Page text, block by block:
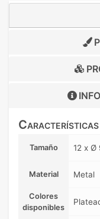
Características
Tamaño 12 x Ø
Material Metal
Colores
disponibles